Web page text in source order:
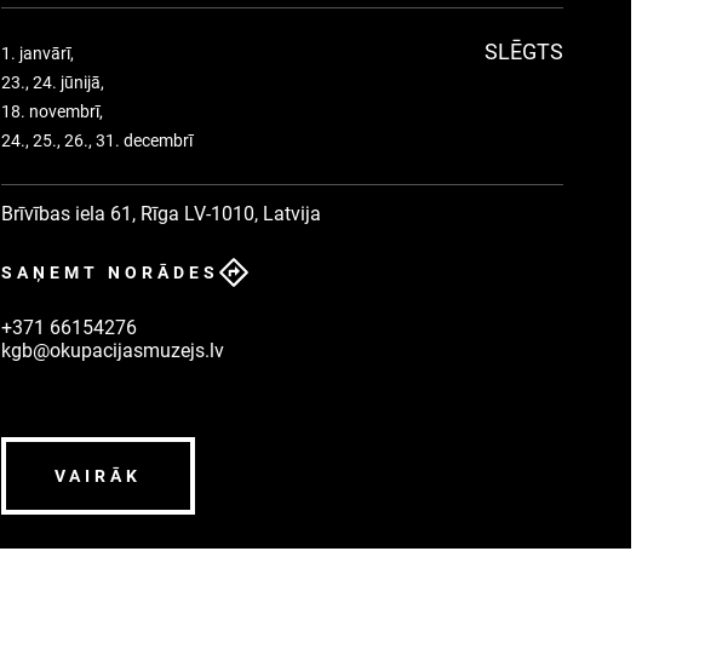
1. janvārī,
23., 24. jūnijā,
18. novembrī,
24., 25., 26., 31. decembrī
SLĒGTS
Brīvības iela 61, Rīga LV-1010, Latvija
SAŅEMT NORĀDES
+371 66154276
kgb@okupacijasmuzejs.lv
VAIRĀK